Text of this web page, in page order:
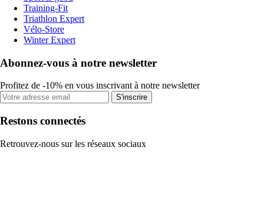
Training-Fit
Triathlon Expert
Vélo-Store
Winter Expert
Abonnez-vous à notre newsletter
Profitez de -10% en vous inscrivant à notre newsletter
S'inscrire
Restons connectés
Retrouvez-nous sur les réseaux sociaux